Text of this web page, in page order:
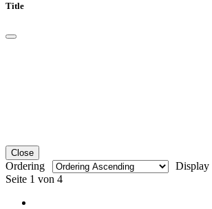
Title
Close
Ordering
Display
Seite 1 von 4